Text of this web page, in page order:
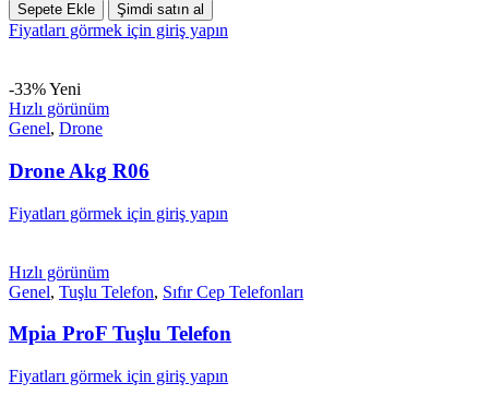
Sepete Ekle Şimdi satın al
Fiyatları görmek için giriş yapın
-33%Yeni
Hızlı görünüm
Genel, Drone
Drone Akg R06
Fiyatları görmek için giriş yapın
Hızlı görünüm
Genel, Tuşlu Telefon, Sıfır Cep Telefonları
Mpia ProF Tuşlu Telefon
Fiyatları görmek için giriş yapın